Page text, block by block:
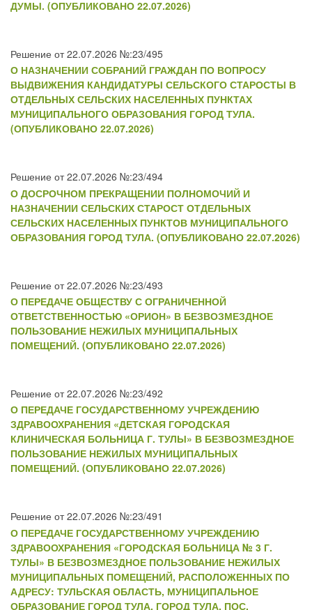
ДУМЫ. (ОПУБЛИКОВАНО 22.07.2026)
Решение от 22.07.2026 №:23/495
О НАЗНАЧЕНИИ СОБРАНИЙ ГРАЖДАН ПО ВОПРОСУ
ВЫДВИЖЕНИЯ КАНДИДАТУРЫ СЕЛЬСКОГО СТАРОСТЫ В
ОТДЕЛЬНЫХ СЕЛЬСКИХ НАСЕЛЕННЫХ ПУНКТАХ
МУНИЦИПАЛЬНОГО ОБРАЗОВАНИЯ ГОРОД ТУЛА.
(ОПУБЛИКОВАНО 22.07.2026)
Решение от 22.07.2026 №:23/494
О ДОСРОЧНОМ ПРЕКРАЩЕНИИ ПОЛНОМОЧИЙ И
НАЗНАЧЕНИИ СЕЛЬСКИХ СТАРОСТ ОТДЕЛЬНЫХ
СЕЛЬСКИХ НАСЕЛЕННЫХ ПУНКТОВ МУНИЦИПАЛЬНОГО
ОБРАЗОВАНИЯ ГОРОД ТУЛА. (ОПУБЛИКОВАНО 22.07.2026)
Решение от 22.07.2026 №:23/493
О ПЕРЕДАЧЕ ОБЩЕСТВУ С ОГРАНИЧЕННОЙ
ОТВЕТСТВЕННОСТЬЮ «ОРИОН» В БЕЗВОЗМЕЗДНОЕ
ПОЛЬЗОВАНИЕ НЕЖИЛЫХ МУНИЦИПАЛЬНЫХ
ПОМЕЩЕНИЙ. (ОПУБЛИКОВАНО 22.07.2026)
Решение от 22.07.2026 №:23/492
О ПЕРЕДАЧЕ ГОСУДАРСТВЕННОМУ УЧРЕЖДЕНИЮ
ЗДРАВООХРАНЕНИЯ «ДЕТСКАЯ ГОРОДСКАЯ
КЛИНИЧЕСКАЯ БОЛЬНИЦА Г. ТУЛЫ» В БЕЗВОЗМЕЗДНОЕ
ПОЛЬЗОВАНИЕ НЕЖИЛЫХ МУНИЦИПАЛЬНЫХ
ПОМЕЩЕНИЙ. (ОПУБЛИКОВАНО 22.07.2026)
Решение от 22.07.2026 №:23/491
О ПЕРЕДАЧЕ ГОСУДАРСТВЕННОМУ УЧРЕЖДЕНИЮ
ЗДРАВООХРАНЕНИЯ «ГОРОДСКАЯ БОЛЬНИЦА № 3 Г.
ТУЛЫ» В БЕЗВОЗМЕЗДНОЕ ПОЛЬЗОВАНИЕ НЕЖИЛЫХ
МУНИЦИПАЛЬНЫХ ПОМЕЩЕНИЙ, РАСПОЛОЖЕННЫХ ПО
АДРЕСУ: ТУЛЬСКАЯ ОБЛАСТЬ, МУНИЦИПАЛЬНОЕ
ОБРАЗОВАНИЕ ГОРОД ТУЛА, ГОРОД ТУЛА, ПОС.